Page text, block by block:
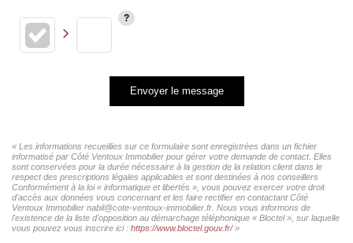
Envoyer le message
« Les informations recueillies sur ce formulaire sont enregistrées dans un fichier
informatisé par Côté Ventoux Immobilier pour gérer votre demande de contact. Elles
sont conservées pour la durée nécessaire à la gestion de la relation client dans le
respect des prescriptions légales applicables et sont destinées à nos conseillers
Conformément à la loi « informatique et libertés », vous pouvez exercer votre droit
d'accès aux données vous concernant et les faire rectifier en contactant Côté
Ventoux Immobilier nabil@cote-ventoux-immobilier.fr. Nous vous informons de
l'existence de la liste d'opposition au démarchage téléphonique « Bloctel », sur laquelle
vous pouvez vous inscrire ici : https://www.bloctel.gouv.fr/»